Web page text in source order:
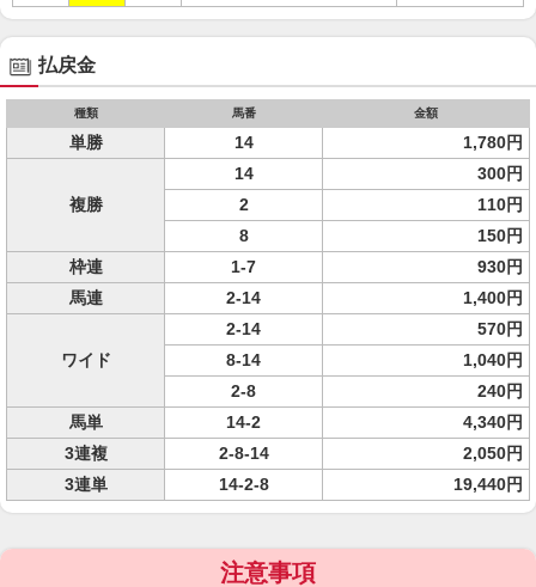
払戻金
種類 馬番 金額
単勝 14 1,780円
複勝
14
300円
2
110円
8
150円
枠連
1-7
930円
馬連
2-14 1,400円
ワイド
2-14
570円
8-14
1,040円
2-8
240円
馬単
14-2
4,340円
3連複
2-8-14
2,050円
3連単
14-2-8 19,440円
注意事項